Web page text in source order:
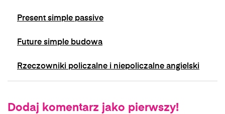
Present simple passive
Future simple budowa
Rzeczowniki policzalne i niepoliczalne angielski
Dodaj komentarz jako pierwszy!